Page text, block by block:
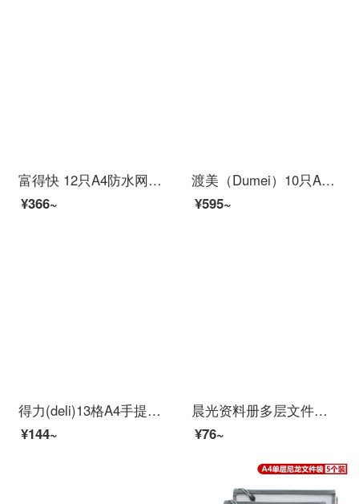
富得快 12只A4防水网格拉链袋 彩色资料袋文件袋 透明 F66A
¥366~
渡美（Dumei）10只A4防水网格拉链袋 特厚资料袋文件袋 蓝色NF-333
¥595~
得力(deli)13格A4手提风琴包多层文件夹 乐素系列学生试卷收纳袋资料册补习包 深蓝72593
¥144~
晨光资料册多层文件夹A4学生用插页试卷夹乐谱収納ボックス孕妇孕检资料文件夹60页透明收集册オフィス用品40页册 透明蓝40页（1本装）
¥76~